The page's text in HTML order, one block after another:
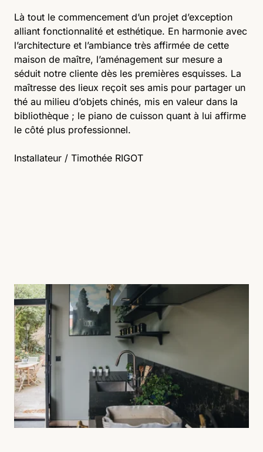
Là tout le commencement d’un projet d’exception
alliant fonctionnalité et esthétique. En harmonie avec
l’architecture et l’ambiance très affirmée de cette
maison de maître, l’aménagement sur mesure a
séduit notre cliente dès les premières esquisses. La
maîtresse des lieux reçoit ses amis pour partager un
thé au milieu d’objets chinés, mis en valeur dans la
bibliothèque ; le piano de cuisson quant à lui affirme
le côté plus professionnel.
Installateur / Timothée RIGOT